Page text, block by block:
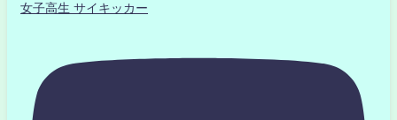
女子高生 サイキッカー